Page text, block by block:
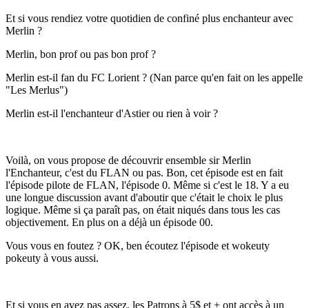
Et si vous rendiez votre quotidien de confiné plus enchanteur avec
Merlin ?
Merlin, bon prof ou pas bon prof ?
Merlin est-il fan du FC Lorient ? (Nan parce qu'en fait on les appelle
"Les Merlus")
Merlin est-il l'enchanteur d'Astier ou rien à voir ?
Voilà, on vous propose de découvrir ensemble sir Merlin
l'Enchanteur, c'est du FLAN ou pas. Bon, cet épisode est en fait
l'épisode pilote de FLAN, l'épisode 0. Même si c'est le 18. Y a eu
une longue discussion avant d'aboutir que c'était le choix le plus
logique. Même si ça paraît pas, on était niqués dans tous les cas
objectivement. En plus on a déjà un épisode 00.
Vous vous en foutez ? OK, ben écoutez l'épisode et wokeuty
pokeuty à vous aussi.
Et si vous en avez pas assez, les Patrons à 5$ et + ont accès à un